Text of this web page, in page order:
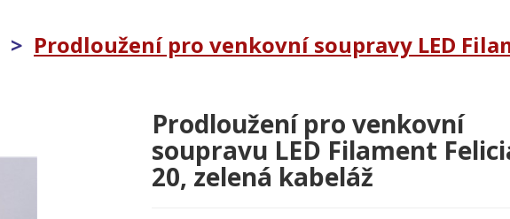
> Prodloužení pro venkovní soupravy LED
Prodloužení pro venkovní
soupravu LED Filament
20, zelená kabeláž